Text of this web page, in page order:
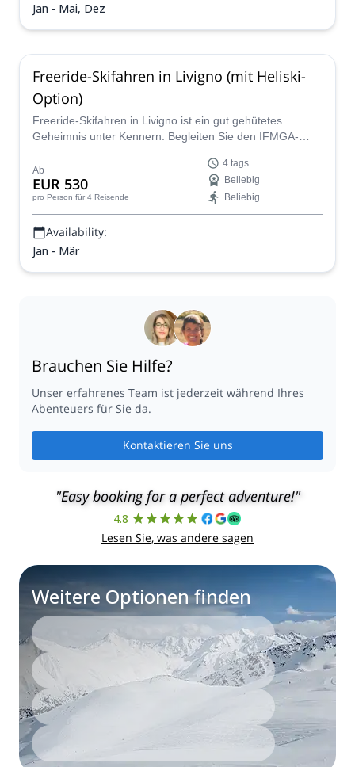
Jan - Mai, Dez
Freeride-Skifahren in Livigno (mit Heliski-
Option)
Freeride-Skifahren in Livigno ist ein gut gehütetes
Geheimnis unter Kennern. Begleiten Sie den IFMGA-
Ab
EUR 530
pro Person für 4 Reisende
4 tags
Beliebig
Beliebig
Availability:
Jan - Mär
Brauchen Sie Hilfe?
Unser erfahrenes Team ist jederzeit während Ihres
Abenteuers für Sie da.
Kontaktieren Sie uns
"Easy booking for a perfect adventure!"
4.8
Lesen Sie, was andere sagen
Weitere Optionen finden